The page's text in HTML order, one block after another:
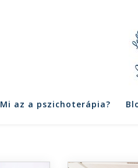
Mi az a pszichoterápia?